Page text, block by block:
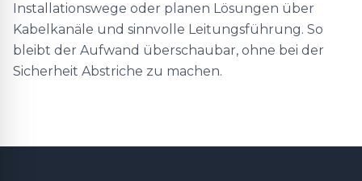
Installationswege oder planen Lösungen über
Kabelkanäle und sinnvolle Leitungsführung. So
bleibt der Aufwand überschaubar, ohne bei der
Sicherheit Abstriche zu machen.